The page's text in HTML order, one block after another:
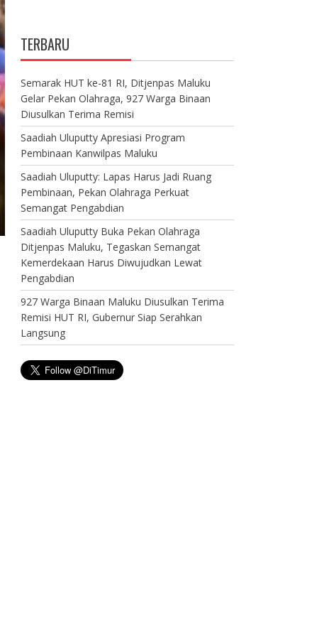
TERBARU
Semarak HUT ke-81 RI, Ditjenpas Maluku
Gelar Pekan Olahraga, 927 Warga Binaan
Diusulkan Terima Remisi
Saadiah Uluputty Apresiasi Program
Pembinaan Kanwilpas Maluku
Saadiah Uluputty: Lapas Harus Jadi Ruang
Pembinaan, Pekan Olahraga Perkuat
Semangat Pengabdian
Saadiah Uluputty Buka Pekan Olahraga
Ditjenpas Maluku, Tegaskan Semangat
Kemerdekaan Harus Diwujudkan Lewat
Pengabdian
927 Warga Binaan Maluku Diusulkan Terima
Remisi HUT RI, Gubernur Siap Serahkan
Langsung